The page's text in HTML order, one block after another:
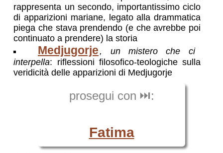
rappresenta un secondo, importantissimo ciclo
di apparizioni mariane, legato alla drammatica
piega che stava prendendo (e che avrebbe poi
continuato a prendere) la storia
Medjugorje , un mistero che ci
interpella: riflessioni filosofico-teologiche sulla
veridicità delle apparizioni di Medjugorje
prosegui con ⏭️:
Fatima